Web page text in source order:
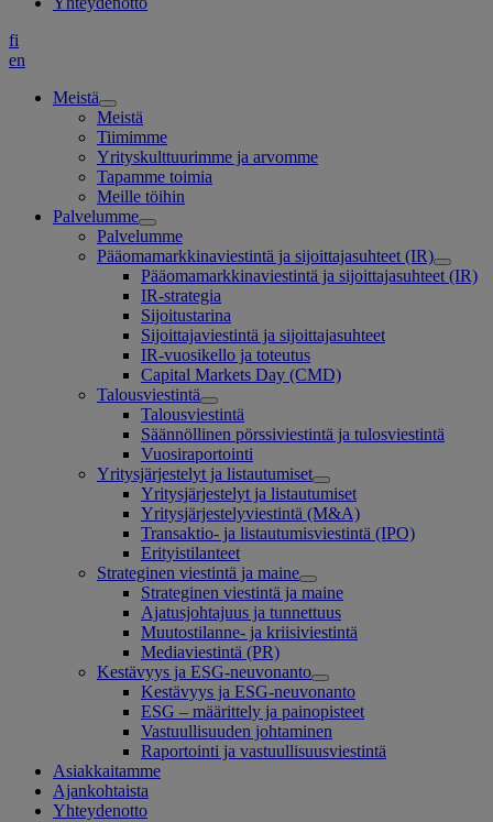
fi
en
Meistä
Meistä
Tiimimme
Yrityskulttuurimme ja arvomme
Tapamme toimia
Meille töihin
Palvelumme
Palvelumme
Pääomamarkkinaviestintä ja sijoittajasuhteet (IR)
Pääomamarkkinaviestintä ja sijoittajasuhteet (IR)
IR-strategia
Sijoitustarina
Sijoittajaviestintä ja sijoittajasuhteet
IR-vuosikello ja toteutus
Capital Markets Day (CMD)
Talousviestintä
Talousviestintä
Säännöllinen pörssiviestintä ja tulosviestintä
Vuosiraportointi
Yritysjärjestelyt ja listautumiset
Yritysjärjestelyt ja listautumiset
Yritysjärjestelyviestintä (M&A)
Transaktio- ja listautumisviestintä (IPO)
Erityistilanteet
Strateginen viestintä ja maine
Strateginen viestintä ja maine
Ajatusjohtajuus ja tunnettuus
Muutostilanne- ja kriisiviestintä
Mediaviestintä (PR)
Kestävyys ja ESG-neuvonanto
Kestävyys ja ESG-neuvonanto
ESG – määrittely ja painopisteet
Vastuullisuuden johtaminen
Raportointi ja vastuullisuusviestintä
Asiakkaitamme
Ajankohtaista
Yhteydenotto